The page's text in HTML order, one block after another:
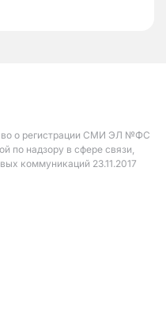
о регистрации СМИ ЭЛ №ФС
по надзору в сфере связи,
коммуникаций 23.11.2017